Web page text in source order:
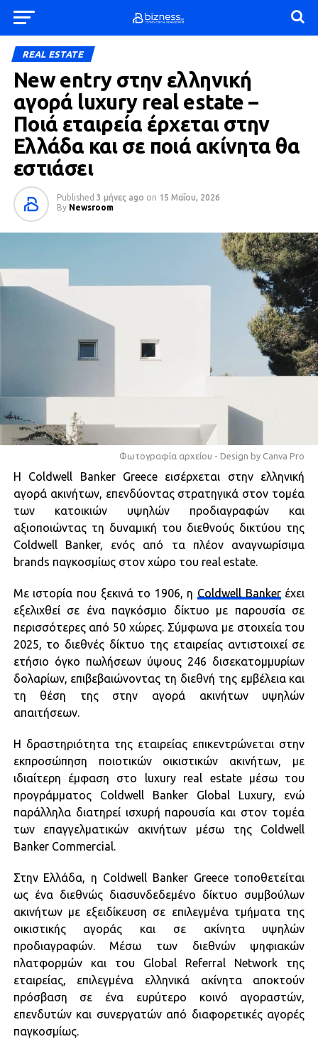
REAL ESTATE
New entry στην ελληνική
αγορά luxury real estate –
Ποιά εταιρεία έρχεται στην
Ελλάδα και σε ποιά ακίνητα θα
εστιάσει
Published 3 μήνες ago on 15 Μαΐου, 2026
By Newsroom
Φωτογραφία αρχείου - Design by Canva Pro
Η Coldwell Banker Greece εισέρχεται στην ελληνική
αγορά ακινήτων, επενδύοντας στρατηγικά στον τομέα
των κατοικιών υψηλών προδιαγραφών και
αξιοποιώντας τη δυναμική του διεθνούς δικτύου της
Coldwell Banker, ενός από τα πλέον αναγνωρίσιμα
brands παγκοσμίως στον χώρο του real estate.
Με ιστορία που ξεκινά το 1906, η Coldwell Bankerέχει
εξελιχθεί σε ένα παγκόσμιο δίκτυο με παρουσία σε
περισσότερες από 50 χώρες. Σύμφωνα με στοιχεία του
2025, το διεθνές δίκτυο της εταιρείας αντιστοιχεί σε
ετήσιο όγκο πωλήσεων ύψους 246 δισεκατομμυρίων
δολαρίων, επιβεβαιώνοντας τη διεθνή της εμβέλεια και
τη θέση της στην αγορά ακινήτων υψηλών
απαιτήσεων.
Η δραστηριότητα της εταιρείας επικεντρώνεται στην
εκπροσώπηση ποιοτικών οικιστικών ακινήτων, με
ιδιαίτερη έμφαση στο luxury real estate μέσω του
προγράμματος Coldwell Banker Global Luxury, ενώ
παράλληλα διατηρεί ισχυρή παρουσία και στον τομέα
των επαγγελματικών ακινήτων μέσω της Coldwell
Banker Commercial.
Στην Ελλάδα, η Coldwell Banker Greece τοποθετείται
ως ένα διεθνώς διασυνδεδεμένο δίκτυο συμβούλων
ακινήτων με εξειδίκευση σε επιλεγμένα τμήματα της
οικιστικής αγοράς και σε ακίνητα υψηλών
προδιαγραφών. Μέσω των διεθνών ψηφιακών
πλατφορμών και του Global Referral Network της
εταιρείας, επιλεγμένα ελληνικά ακίνητα αποκτούν
πρόσβαση σε ένα ευρύτερο κοινό αγοραστών,
επενδυτών και συνεργατών από διαφορετικές αγορές
παγκοσμίως.